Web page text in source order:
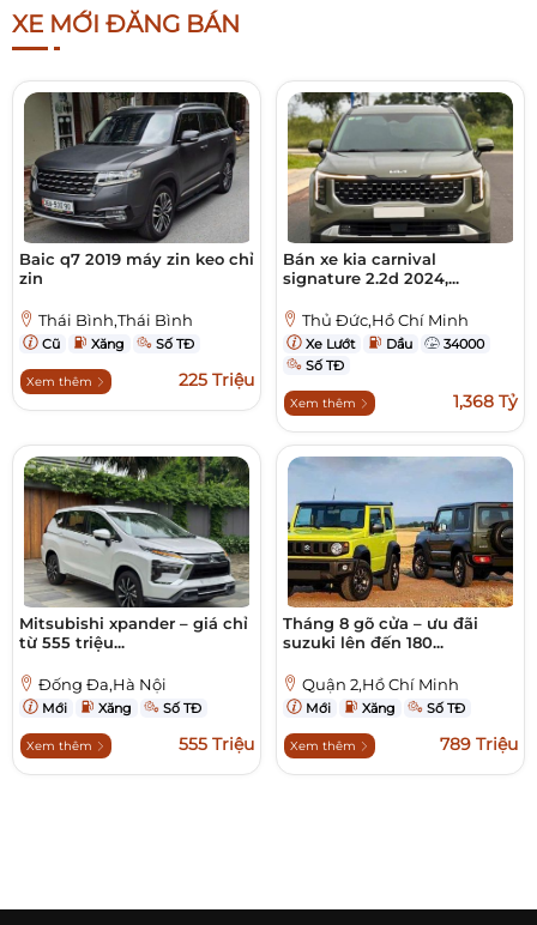
XE MỚI ĐĂNG BÁN
Baic q7 2019 máy zin keo chỉ
zin
Thái Bình,Thái Bình
Cũ Xăng Số TĐ
Xem thêm 225 Triệu
Bán xe kia carnival
signature 2.2d 2024,...
Thủ Đức,Hồ Chí Minh
Xe Lướt Dầu
34000
Số TĐ
Xem thêm 1,368 Tỷ
Mitsubishi xpander – giá chỉ
từ 555 triệu...
Đống Đa,Hà Nội
Mới Xăng Số TĐ
Xem thêm 555 Triệu
Tháng 8 gõ cửa – ưu đãi
suzuki lên đến 180...
Quận 2,Hồ Chí Minh
Mới Xăng Số TĐ
Xem thêm 789 Triệu